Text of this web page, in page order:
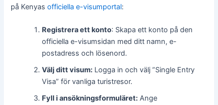
på Kenyasofficiella e-visumportal:
Registrera ett konto: Skapa ett konto på den
officiella e-visumsidan med ditt namn, e-
postadress och lösenord.
Välj ditt visum: Logga in och välj ”Single Entry
Visa” för vanliga turistresor.
Fyll i ansökningsformuläret: Ange